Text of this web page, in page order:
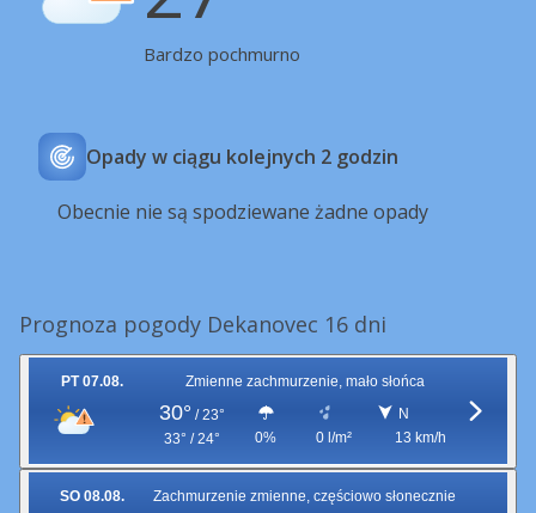
Bardzo pochmurno
Opady w ciągu kolejnych 2 godzin
Obecnie nie są spodziewane żadne opady
Prognoza pogody Dekanovec 16 dni
PT 07.08. Zmienne zachmurzenie, mało słońca
30° / 23°
33° / 24°
0% 0 l/m²
N
13 km/h
SO 08.08. Zachmurzenie zmienne, częściowo słonecznie